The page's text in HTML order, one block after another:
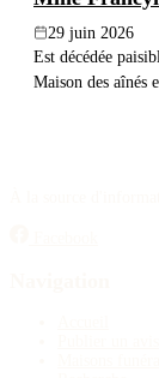
29 juin 2026
Est décédée
Maison des aînés